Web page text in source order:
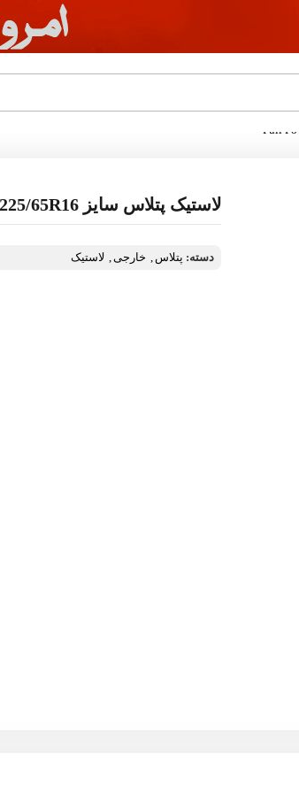
لاستیک پتلاس سایز 225/65R16 مدل Full Power PT825 Plus
دسته: پتلاس , خارجی, لاستیک